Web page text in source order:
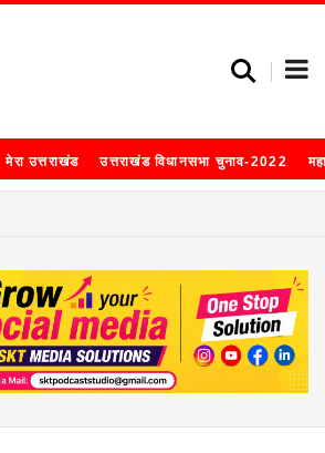
मेरा उत्तराखंड उत्तराखंड विधानसभा चुनाव-2022